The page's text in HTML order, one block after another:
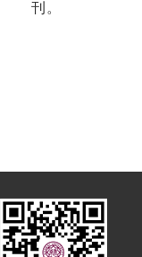
刊。